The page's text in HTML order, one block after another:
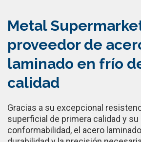
Metal
proveedor de
laminado en frío
calidad
Gracias a su excepcional
superficial de primera calidad y
conformabilidad, el acero